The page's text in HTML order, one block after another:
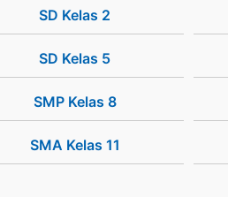
SD Kelas 2
SD Kelas 5
SMP Kelas 8
SMA Kelas 11